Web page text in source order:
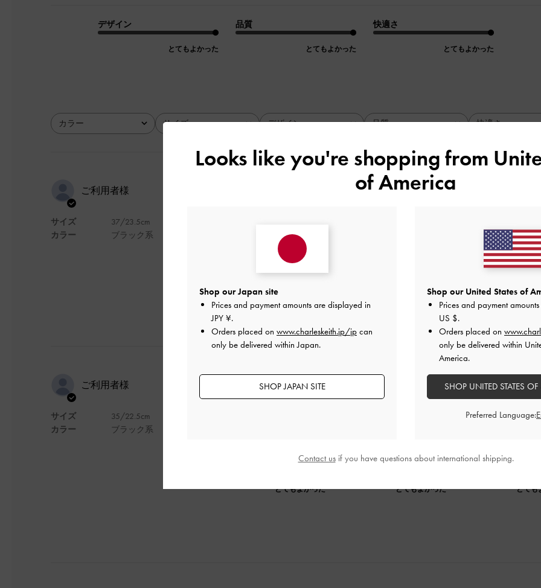
デザイン
とてもよかった
品質
とてもよかった
快適さ
とてもよかった
カラー
全て サイズ デザイン 品質 快適さ
ご利用者様
サイズ
カラー
37/23.5cm
ブラック系
着てみたら思っていた以上に可愛かったです。 歩きやすいし、とても快適です〜
とてもよかった
ご利用者様
サイズ
カラー
35/22.5cm
ブラック系
歩き心地がとても良く、さまざまなスタイル
できます。最高でした。
とてもよかった
品質
とてもよかった
快適さ
とても
Looks like you're shopping from
of America
Shop our Japan site
Prices and payment amounts are displayed in
JPY ¥.
Orders placed on www.charleskeith.jp/jp can
only be delivered within Japan.
SHOP JAPAN SITE
Shop our United States of
Prices and payment
US $.
Orders placed on
only be delivered within
America.
SHOP UNITED STATES
Preferred Language:
Contact usif you have questions about international shipping.